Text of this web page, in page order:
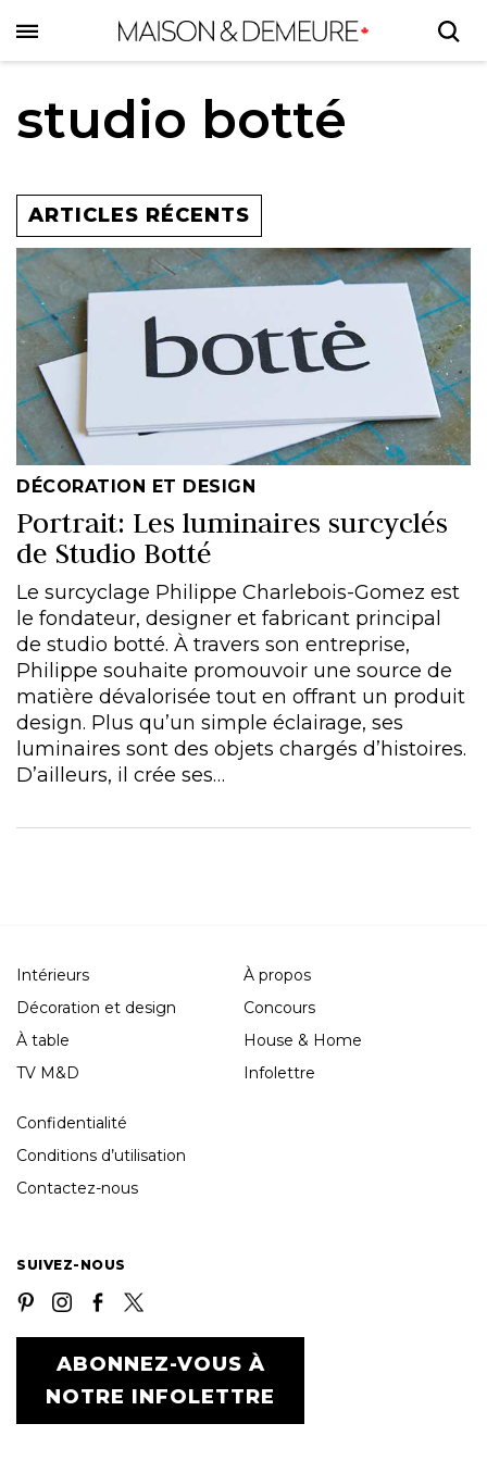
to
main
studio botté
ARTICLES RÉCENTS
DÉCORATION ET DESIGN
Portrait: Les luminaires surcyclés
de Studio Botté
Le surcyclage Philippe Charlebois-Gomez est
le fondateur, designer et fabricant principal
de studio botté. À travers son entreprise,
Philippe souhaite promouvoir une source de
matière dévalorisée tout en offrant un produit
design. Plus qu’un simple éclairage, ses
luminaires sont des objets chargés d’histoires.
D’ailleurs, il crée ses…
Intérieurs
Décoration et design
À table
TV M&D
À propos
Concours
House & Home
Infolettre
Confidentialité
Conditions d’utilisation
Contactez-nous
SUIVEZ-NOUS
ABONNEZ-VOUS À
NOTRE INFOLETTRE